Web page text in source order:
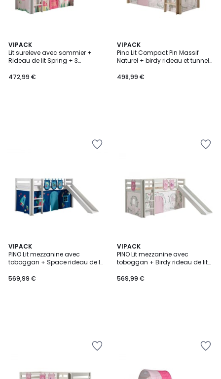
VIPACK
Lit sureleve avec sommier +
Rideau de lit Spring + 3
472,99 €
VIPACK
Pino Lit Compact Pin Massif
Naturel + birdy rideau et tunnel
498,99 €
VIPACK
PINO Lit mezzanine avec
toboggan + Space rideau de lit
569,99 €
VIPACK
PINO Lit mezzanine avec
toboggan + Birdy rideau de lit
569,99 €